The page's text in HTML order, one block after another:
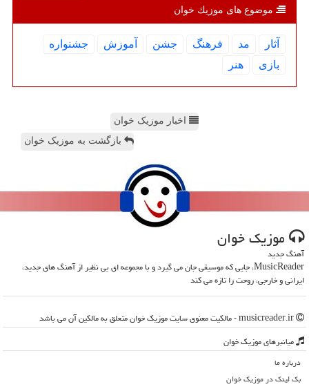
موضوع های موزیك خوان
آثار مد فرهنگ جشن آموزش
جشنواره
بازی
هنر
اخبار موزیک خوان
بازگشت به موزیک خوان
موزیك خوان
آهنگ جدید
MusicReader، جایی که موسیقی جان می گیرد و با مجموعه ای بی نظیر از آهنگ های جدید،
ایرانی و خارجی، روحت را تازه می کند
میانبرهای موزیك خوان
درباره ما
بک لینک در موزیك خوان